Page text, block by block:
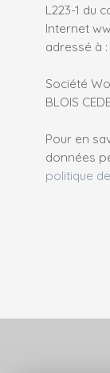
L223-1 du
Internet
adressé à :
Société
BLOIS
Pour en
données
politique